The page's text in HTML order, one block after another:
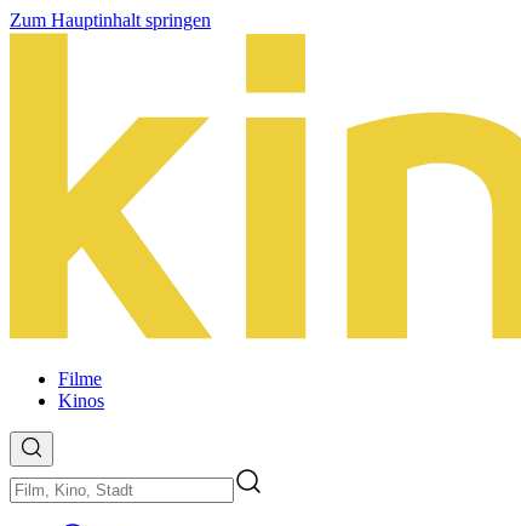
Zum Hauptinhalt springen
Filme
Kinos